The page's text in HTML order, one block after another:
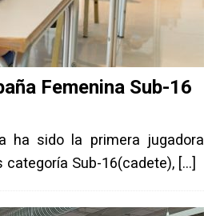
Femenina Sub-16
ha sido la primera jugadora
Sub-16(cadete), […]